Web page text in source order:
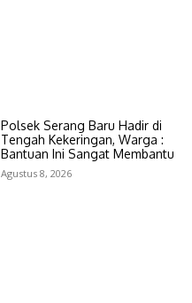
Polsek Serang Baru Hadir di
Tengah Kekeringan, Warga :
Bantuan Ini Sangat Membantu
Agustus 8, 2026